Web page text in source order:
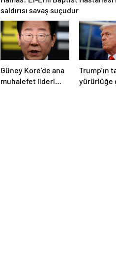
saldırısı savaş suçudur
Güney Kore’de ana
muhalefet lideri
Trump’ın
yürürlüğe